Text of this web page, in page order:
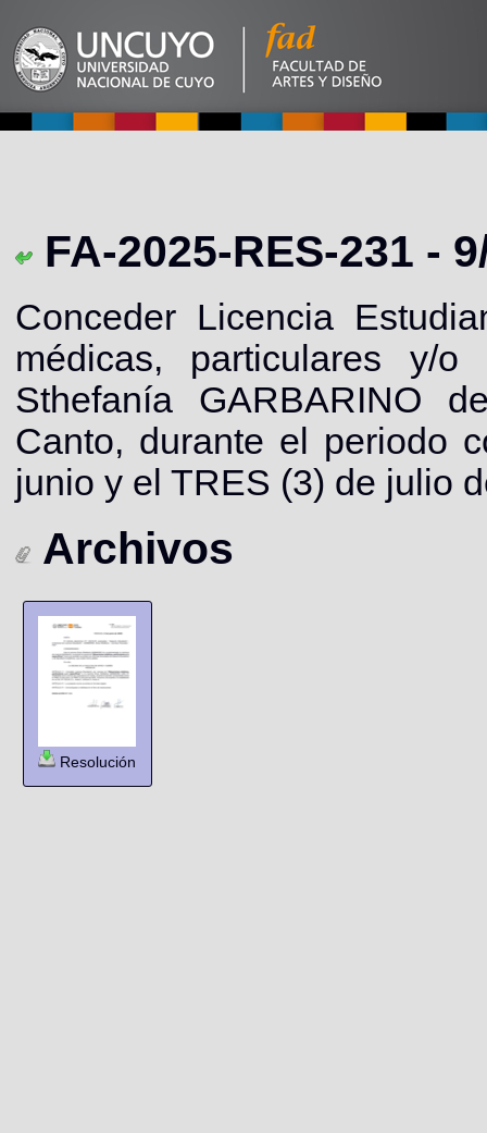
FA-2025-RES-231 -
Conceder Licencia
médicas, particulares y/
Sthefanía GARBARINO
Canto, durante el periodo
junio y el TRES (3) de julio
Archivos
Resolución